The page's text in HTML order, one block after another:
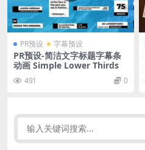
PR预设 字幕预设
PR预设-简洁文字标题字幕条
动画 Simple Lower Thirds
491 0